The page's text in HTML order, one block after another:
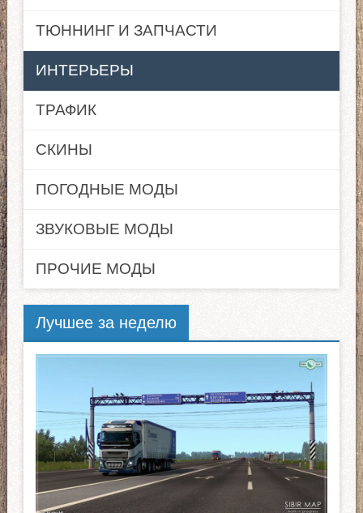
ТЮННИНГ И ЗАПЧАСТИ
ИНТЕРЬЕРЫ
ТРАФИК
СКИНЫ
ПОГОДНЫЕ МОДЫ
ЗВУКОВЫЕ МОДЫ
ПРОЧИЕ МОДЫ
Лучшее за неделю